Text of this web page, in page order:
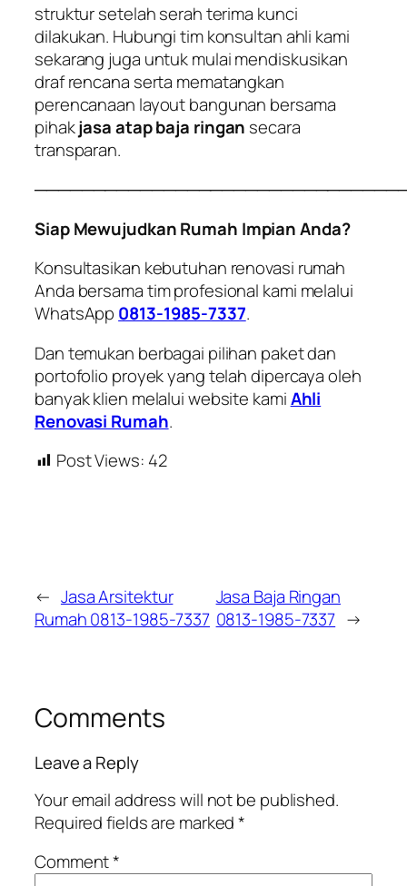
struktur setelah serah terima kunci
dilakukan. Hubungi tim konsultan ahli kami
sekarang juga untuk mulai mendiskusikan
draf rencana serta mematangkan
perencanaan layout bangunan bersama
pihakjasa atap baja ringan secara
transparan.
Siap Mewujudkan Rumah Impian Anda?
Konsultasikan kebutuhan renovasi rumah
Anda bersama tim profesional kami melalui
WhatsApp 0813-1985-7337.
Dan temukan berbagai pilihan paket dan
portofolio proyek yang telah dipercaya oleh
banyak klien melalui website kamiAhli
Renovasi Rumah.
Post Views: 42
← Jasa Arsitektur
Rumah 0813-1985-7337
Jasa Baja Ringan
0813-1985-7337 →
Comments
Leave a Reply
Your email address will not be published.
Required fields are marked*
Comment*